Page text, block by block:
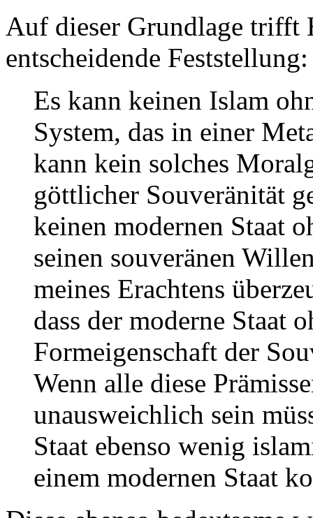
Auf dieser Grundlage trifft
entscheidende Feststellung:
Es kann keinen Islam
System, das in einer
kann kein solches
göttlicher Souveränität
keinen modernen Staat
seinen souveränen
meines Erachtens
dass der moderne Staat
Formeigenschaft der
Wenn alle diese
unausweichlich sein
Staat ebenso wenig
einem modernen Staat